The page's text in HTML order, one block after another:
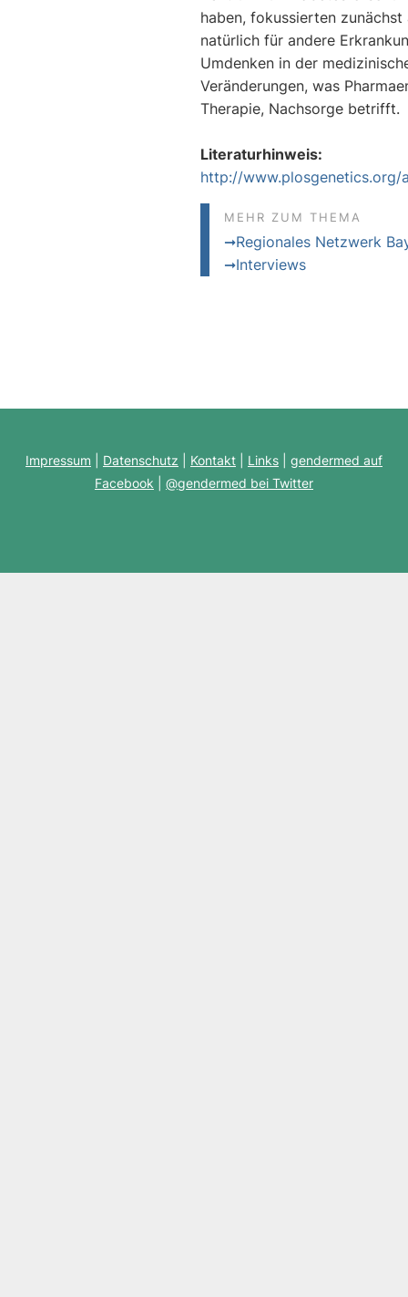
haben, fokussierten
natürlich für andere
Umdenken in der
Veränderungen, was
Therapie, Nachsorge betrifft.
Literaturhinweis:
http://www.plosgenetics.org/
MEHR ZUM THEMA
Regionales Netzwerk
Interviews
Impressum Datenschutz Kontakt Links
gendermed auf
Facebook
@gendermed bei Twitter